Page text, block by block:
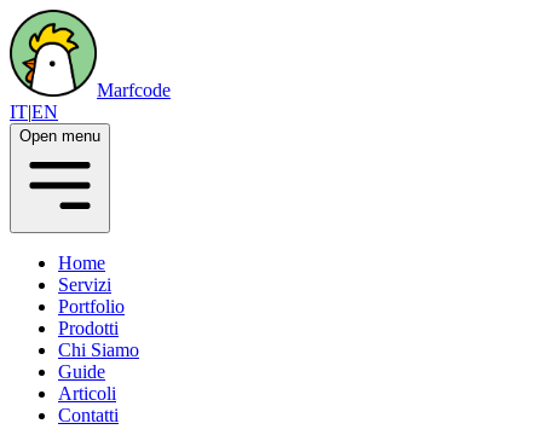
Marfcode
IT|EN
Open menu
Home
Servizi
Portfolio
Prodotti
Chi Siamo
Guide
Articoli
Contatti